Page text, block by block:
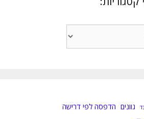
גוונים הדפסה לפי דרישה